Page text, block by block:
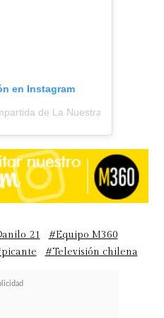
en Instagram
de La Nuestra
21
#Equipo M360
#Televisión chilena